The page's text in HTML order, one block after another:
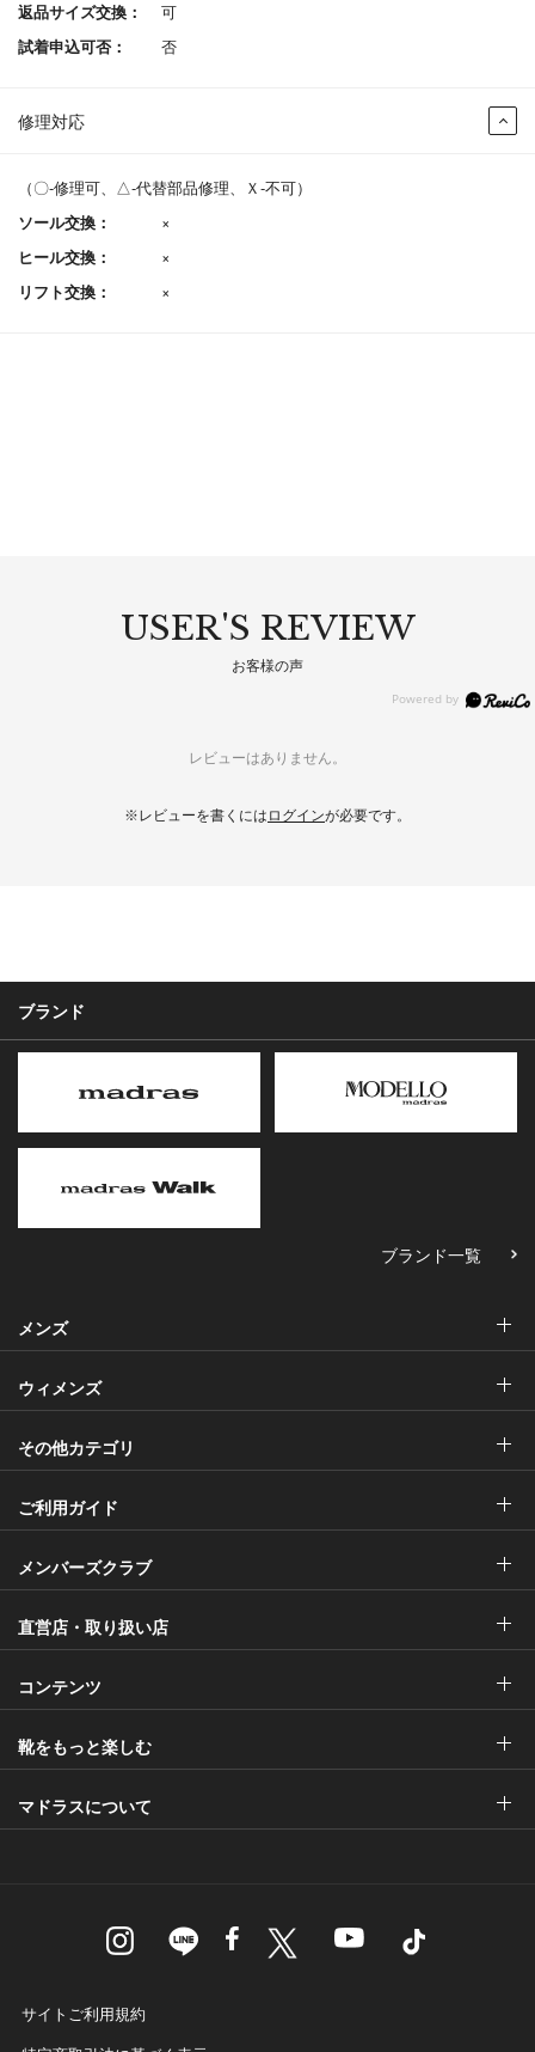
返品サイズ交換：
可
試着申込可否：
否
修理対応
（〇-修理可、△-代替部品修理、Ｘ-不可）
ソール交換：
×
ヒール交換：
×
リフト交換：
×
USER'S REVIEW
お客様の声
レビューはありません。
※レビューを書くには ログインが必要です。
ブランド
ブランド一覧
メンズ
ウィメンズ
その他カテゴリ
ご利用ガイド
メンバーズクラブ
直営店・取り扱い店
コンテンツ
靴をもっと楽しむ
マドラスについて
サイトご利用規約